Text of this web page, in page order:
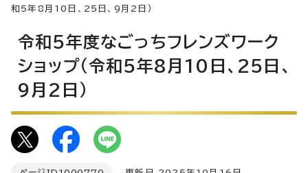
和5年8月10日、25日、9月2日）
令和5年度なごっちフレンズワーク
ショップ（令和5年8月10日、25日、
9月2日）